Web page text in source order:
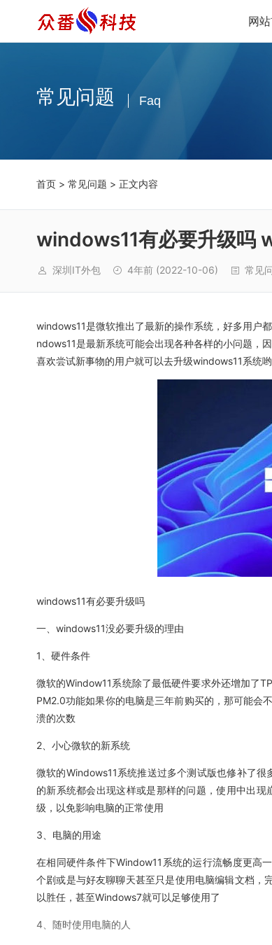
网
常见问题 Faq
首页 > 常见问题 > 正文内容
windows11有必要升级吗
深圳IT外包 4年前 (2022-10-06) 常见
windows11是微软推出了最新的操作系统，好多用户
ndows11是最新系统可能会出现各种各样的小问题，
喜欢尝试新事物的用户就可以去升级windows11系统哟
windows11有必要升级吗
一、windows11没必要升级的理由
1、硬件条件
微软的Window11系统除了最低硬件要求外还增加了
PM2.0功能如果你的电脑是三年前购买的，那可能会
溃的次数
2、小心微软的新系统
微软的Windows11系统推送过多个测试版也修补了
的新系统都会出现这样或是那样的问题，使用中出
级，以免影响电脑的正常使用
3、电脑的用途
在相同硬件条件下Window11系统的运行流畅度更高
个剧或是与好友聊聊天甚至只是使用电脑编辑文档
以胜任，甚至Windows7就可以足够使用了
4、随时使用电脑的人